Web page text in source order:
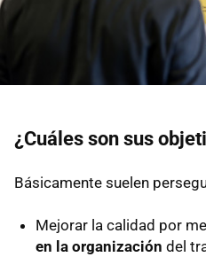
¿Cuáles son sus
Básicamente suelen
Mejorar la calidad por
en la organización del